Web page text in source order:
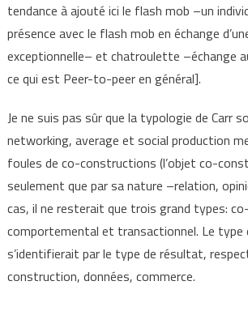
tendance à ajouté ici le flash mob –un
présence avec le flash mob en échange
exceptionnelle– et chatroulette –échange
ce qui est Peer-to-peer en général].
Je ne suis pas sûr que la typologie de Carr
networking, average et social production
foules de co-constructions (l’objet co-
seulement que par sa nature –relation,
cas, il ne resterait que trois grand types:
comportemental et transactionnel. Le type
s’identifierait par le type de résultat,
construction, données, commerce.